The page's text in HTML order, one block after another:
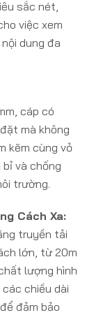
sắc nét,
việc xem
dung đa
cáp có
mà không
kẽm cùng vỏ
bỉ và chống
trường.
Cách Xa:
truyền tải
lớn, từ 20m
lượng hình
chiều dài
đảm bảo